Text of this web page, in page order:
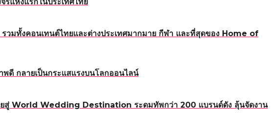
มทั้งคอนเทนต์ไทยและต่างประเทศมากมาย กีฬา และที่สุดของ Home of
ดี กลายเป็นกระแสแรงบนโลกออนไลน์
สู่ World Wedding Destination ระดมทัพกว่า 200 แบรนด์ดัง ลุ้นจัดงาน